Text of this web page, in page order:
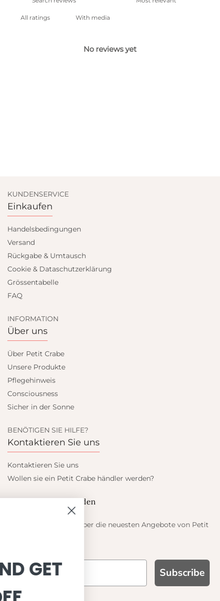
With media
No reviews yet
KUNDENSERVICE
Einkaufen
Handelsbedingungen
Versand
Rückgabe & Umtausch
Cookie & Dataschutzerklärung
Grössentabelle
FAQ
INFORMATION
Über uns
Über Petit Crabe
Unsere Produkte
Pflegehinweis
Consciousness
Sicher in der Sonne
BENÖTIGEN SIE HILFE?
Kontaktieren Sie uns
Kontaktieren Sie uns
Wollen sie ein Petit Crabe händler werden?
Blieb auf dem laufenden
Informieren Sie sich über die neuesten Angebote von Petit
Subscribe
SIGN UP AND GET